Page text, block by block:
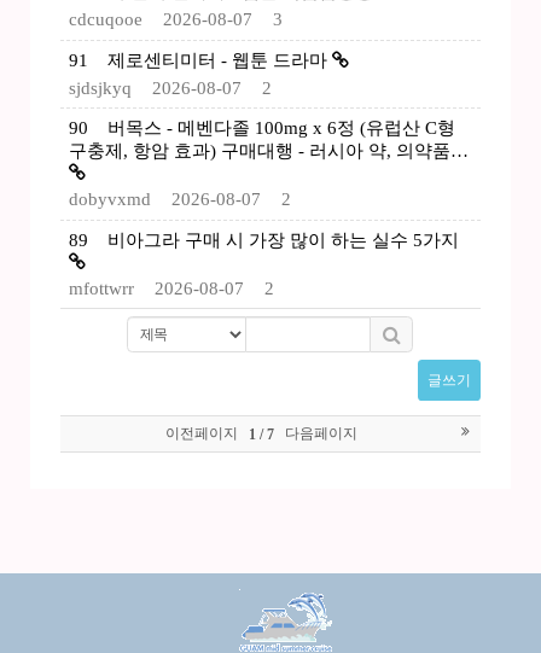
cdcuqooe
2026-08-07 3
91
제로센티미터 - 웹툰 드라마
sjdsjkyq
2026-08-07 2
90
버목스 - 메벤다졸 100mg x 6정 (유럽산 C형
구충제, 항암 효과) 구매대행 - 러시아 약, 의약품…
dobyvxmd 2026-08-07 2
89 비아그라 구매 시 가장 많이 하는 실수 5가지
mfottwrr 2026-08-07 2
글쓰기
이전페이지 1 / 7 다음페이지